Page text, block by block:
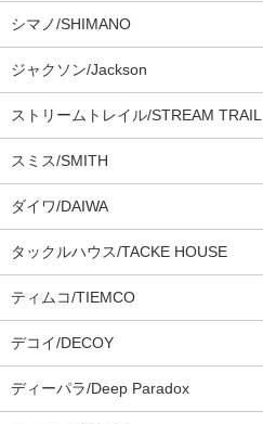
シマノ/SHIMANO
ジャクソン/Jackson
ストリームトレイル/STREAM TRAIL
スミス/SMITH
ダイワ/DAIWA
タックルハウス/TACKE HOUSE
ティムコ/TIEMCO
デコイ/DECOY
ディーパラ/Deep Paradox